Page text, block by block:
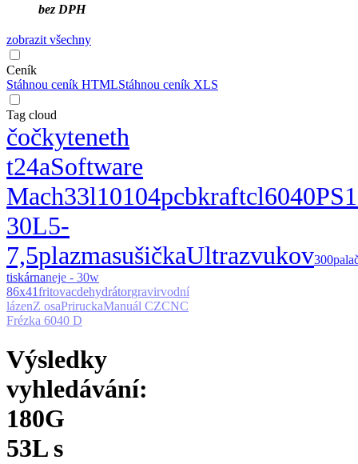
bez DPH
zobrazit všechny
Ceník
Stáhnou ceník HTMLStáhnou ceník XLS
Tag cloud
čočkyteneth
t24aSoftware
Mach33l10104pcbkraftcl6040
30L5-
7,5plazmasušičkaUltrazvukov300
tiskárnaneje - 30w
86x41fritovacdehydrátorgravirvodní
lázenZ osaPriruckaManuál CZCNC
Frézka 6040 D
Výsledky
vyhledávání:
180G
53L s